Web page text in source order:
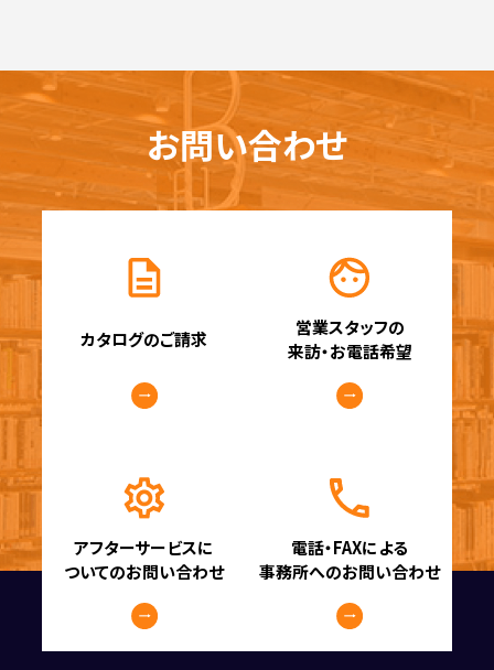
お問い合わせ
カタログのご請求
営業スタッフの
来訪・お電話希望
アフターサービスに
ついてのお問い合わせ
電話・FAXによる
事務所へのお問い合わせ